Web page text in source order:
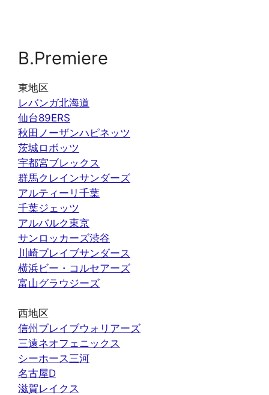
B.Premiere
東地区
レバンガ北海道
仙台89ERS
秋田ノーザンハピネッツ
茨城ロボッツ
宇都宮ブレックス
群馬クレインサンダーズ
アルティーリ千葉
千葉ジェッツ
アルバルク東京
サンロッカーズ渋谷
川崎ブレイブサンダース
横浜ビー・コルセアーズ
富山グラウジーズ
西地区
信州ブレイブウォリアーズ
三遠ネオフェニックス
シーホース三河
名古屋D
滋賀レイクス